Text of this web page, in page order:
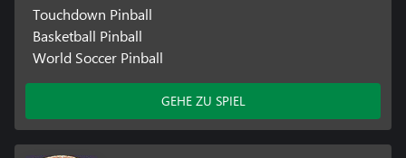
Touchdown Pinball
Basketball Pinball
World Soccer Pinball
GEHE ZU SPIEL